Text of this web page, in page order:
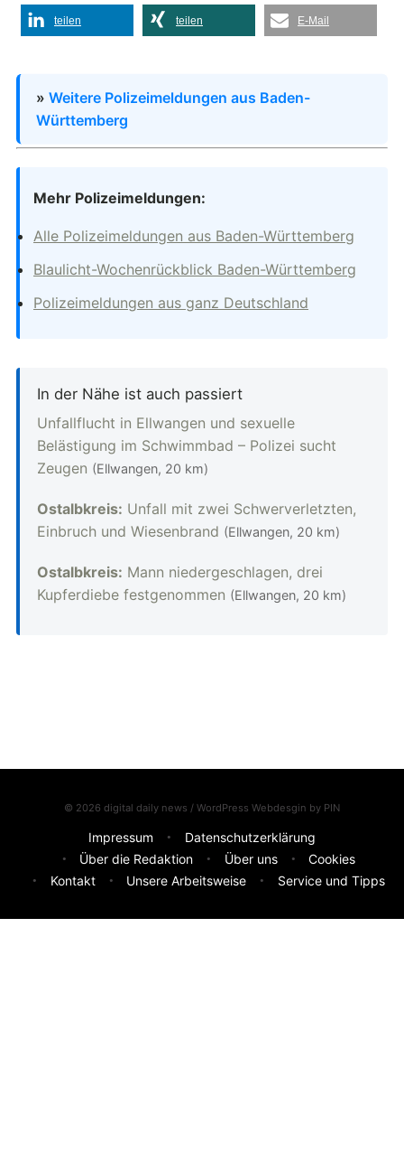
teilen teilen E-Mail
» Weitere Polizeimeldungen aus Baden-
Württemberg
Mehr Polizeimeldungen:
Alle Polizeimeldungen aus Baden-Württemberg
Blaulicht-Wochenrückblick Baden-Württemberg
Polizeimeldungen aus ganz Deutschland
In der Nähe ist auch passiert
Unfallflucht in Ellwangen und sexuelle
Belästigung im Schwimmbad – Polizei sucht
Zeugen (Ellwangen, 20 km)
Ostalbkreis: Unfall mit zwei Schwerverletzten,
Einbruch und Wiesenbrand (Ellwangen, 20 km)
Ostalbkreis: Mann niedergeschlagen, drei
Kupferdiebe festgenommen (Ellwangen, 20 km)
© 2026 digital daily news / WordPress Webdesgin by PIN
Impressum
Datenschutzerklärung
Über die Redaktion
Über uns
Cookies
Kontakt
Unsere Arbeitsweise Service und Tipps